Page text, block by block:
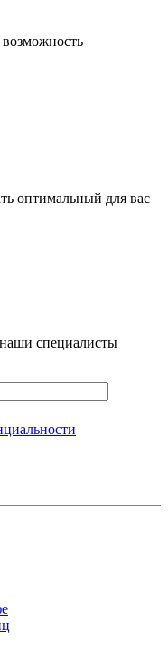
оптимальный для вас
специалисты